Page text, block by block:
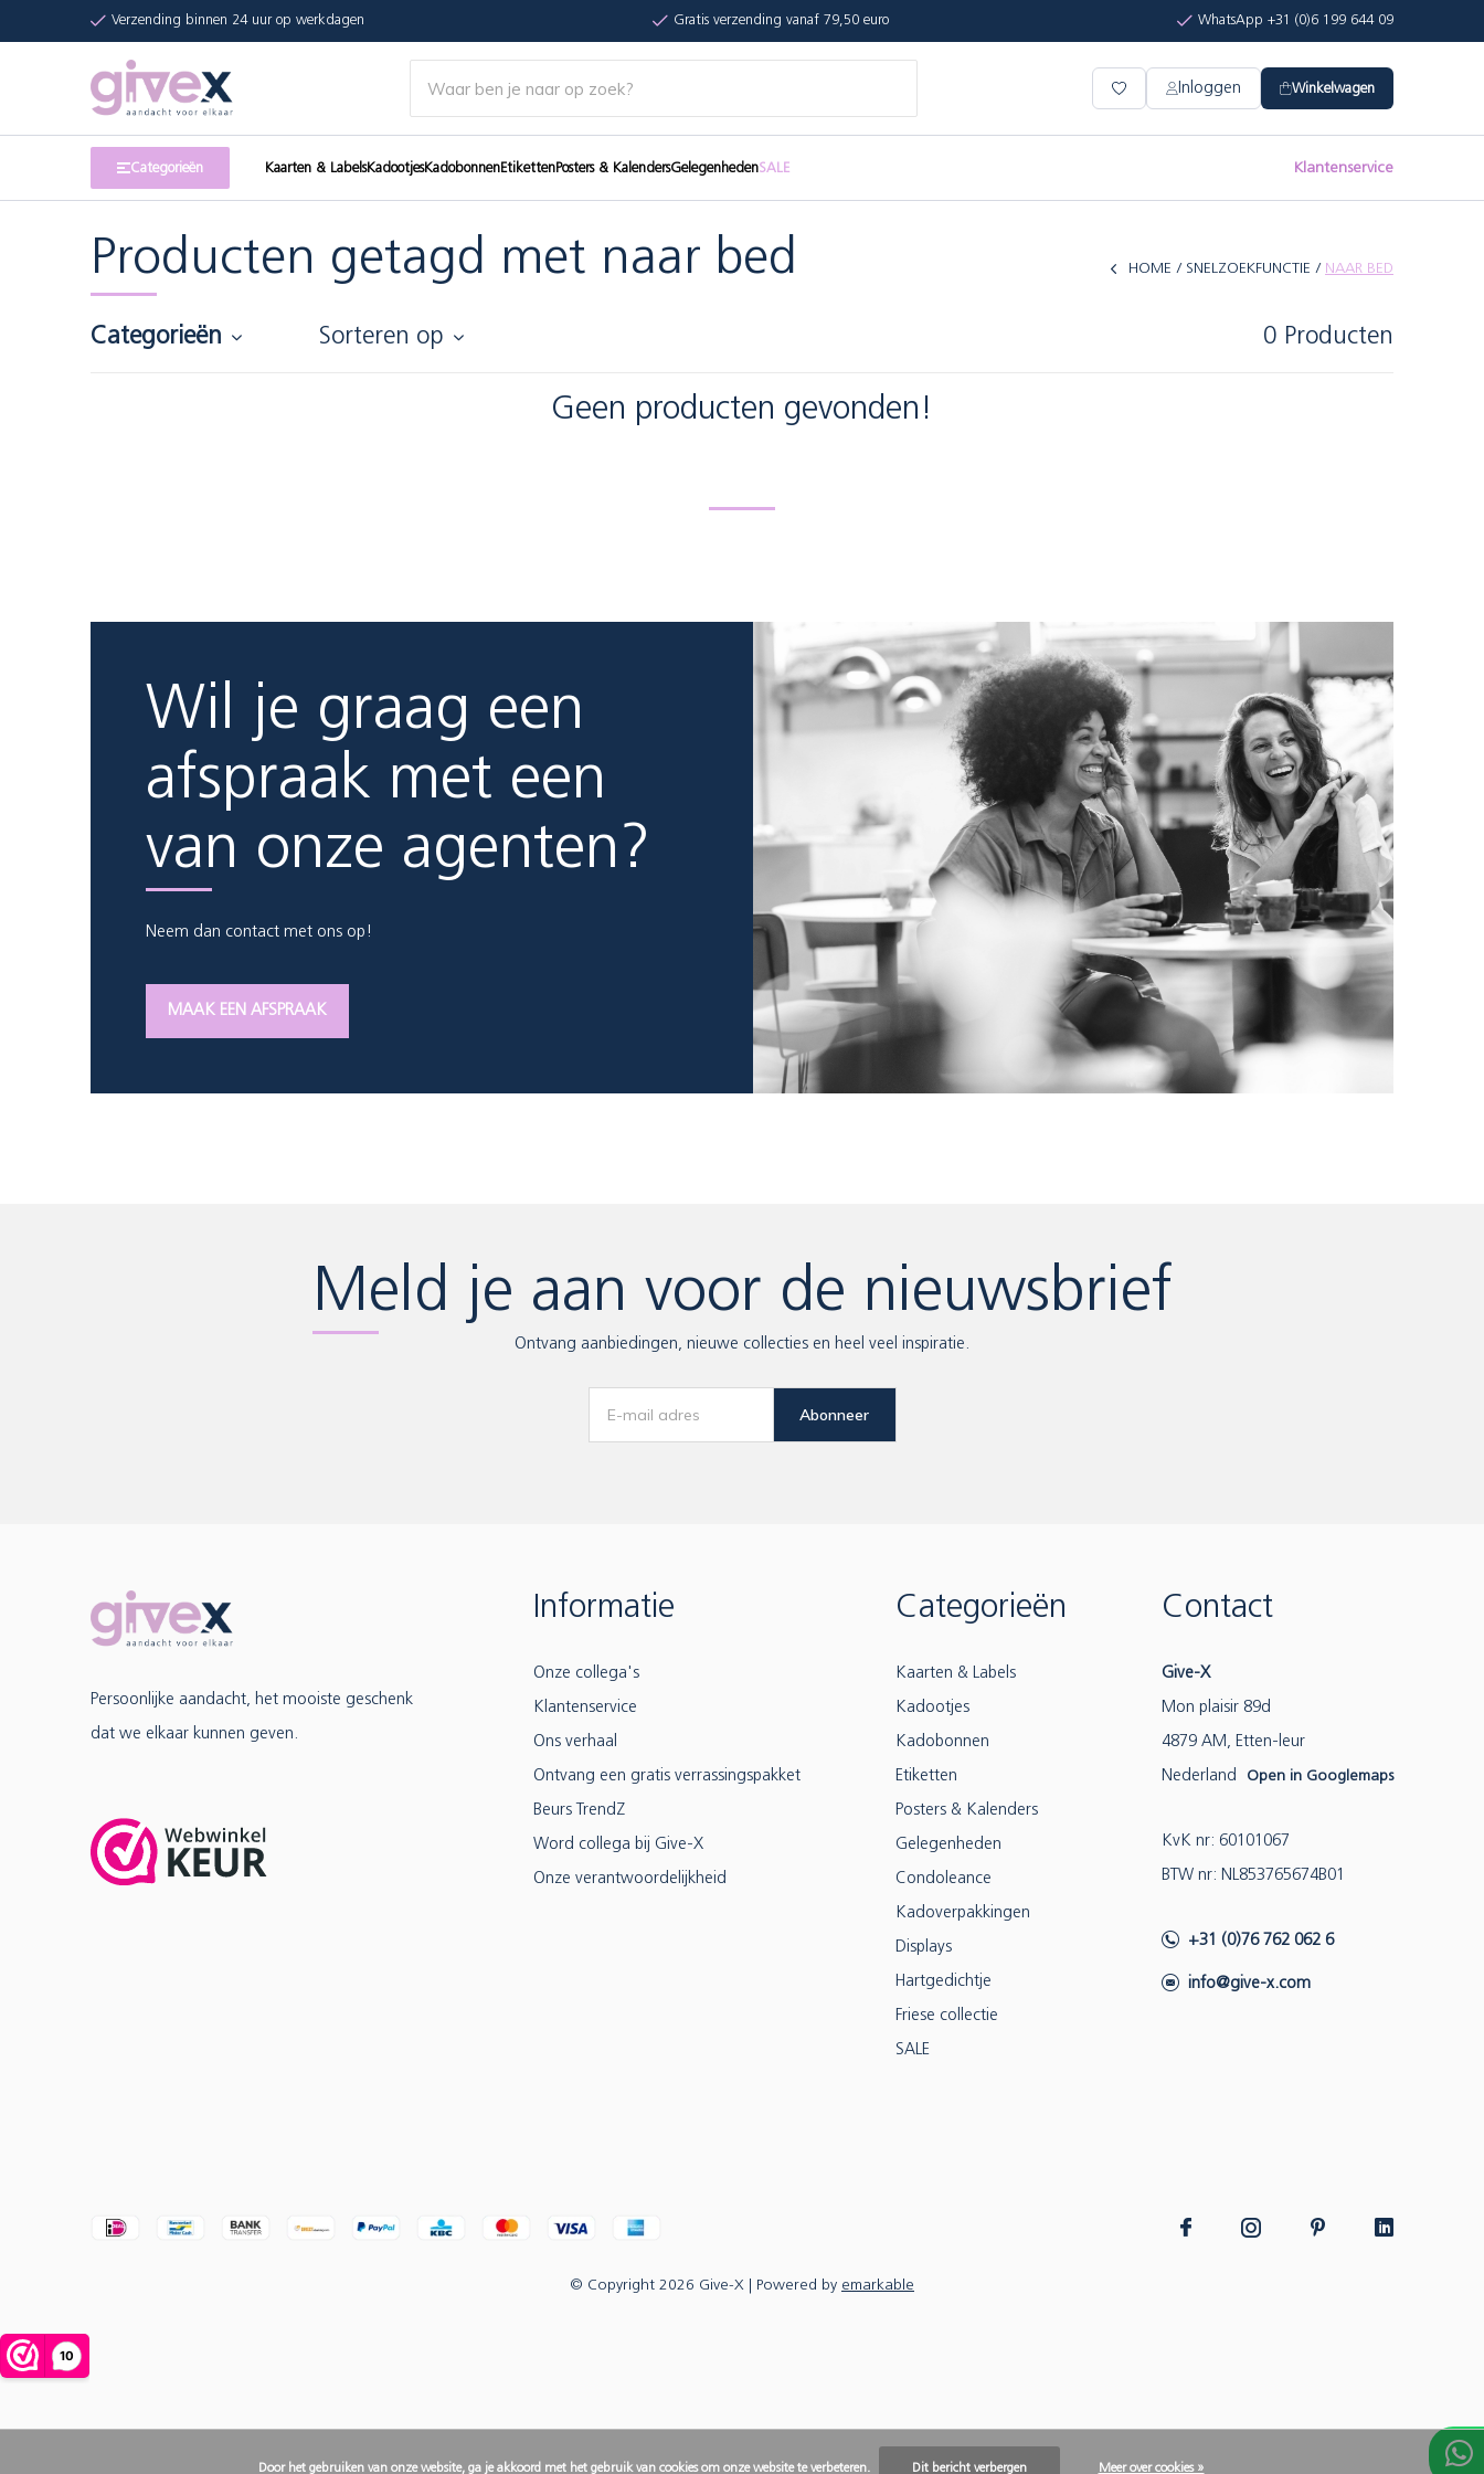
Verzending binnen 24 uur op werkdagen Gratis verzending vanaf 79,50 euro WhatsApp +31 (0)6 199 644 09
Inloggen Winkelwagen
Categorieën Kaarten & LabelsKadootjesKadobonnenEtikettenPosters & KalendersGelegenhedenSALE Klantenservice
Producten getagd met naar bed HOME SNELZOEKFUNCTIE NAAR BED
Categorieën Sorteren op 0 Producten
Geen producten gevonden!
Wil je graag een
afspraak met een
van onze agenten?
Neem dan contact met ons op!
MAAK EEN AFSPRAAK
Meld je aan voor de nieuwsbrief
Ontvang aanbiedingen, nieuwe collecties en heel veel inspiratie.
Abonneer
Persoonlijke aandacht, het mooiste geschenk
dat we elkaar kunnen geven.
Informatie
Onze collega's
Klantenservice
Ons verhaal
Ontvang een gratis verrassingspakket
Beurs TrendZ
Word collega bij Give-X
Onze verantwoordelijkheid
Categorieën
Kaarten & Labels
Kadootjes
Kadobonnen
Etiketten
Posters & Kalenders
Gelegenheden
Condoleance
Kadoverpakkingen
Displays
Hartgedichtje
Friese collectie
SALE
Contact
Give-X
Mon plaisir 89d
4879 AM, Etten-leur
Nederland Open in Googlemaps
KvK nr: 60101067
BTW nr: NL853765674B01
+31 (0)76 762 062 6
info@give-x.com
© Copyright 2026 Give-X | Powered by emarkable
Door het gebruiken van onze website, ga je akkoord met het gebruik van cookies om onze website te verbeteren. Dit bericht verbergen Meer over cookies »